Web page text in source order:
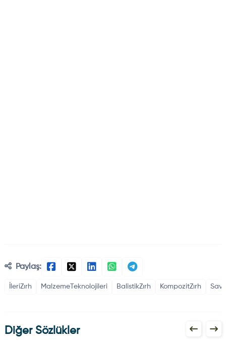
Paylaş:
İleriZırh MalzemeTeknolojileri BalistikZırh KompozitZırh
Diğer Sözlükler